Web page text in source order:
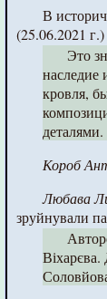
В
(25.06.2021 г.)
Это
наследие
кровля,
деталями.
Короб
Любава
зруйнували